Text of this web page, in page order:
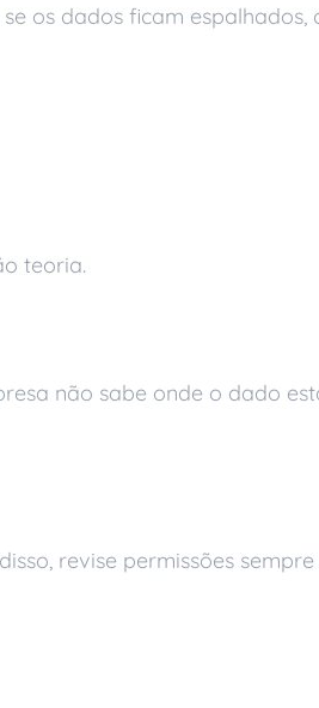
os dados ficam espalhados,
teoria.
não sabe onde o dado
revise permissões